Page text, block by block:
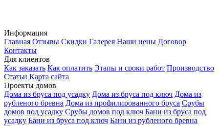
Информация
Главная Отзывы Скидки Галерея Наши цены Договор
Контакты
Для клиентов
Как заказать Как оплатить Этапы и сроки работ Производство
Статьи Карта сайта
Проекты домов
Дома из бруса под усадку Дома из бруса под ключ Дома из
рубленого бревна Дома из профилированного бруса Срубы
домов под усадку Срубы домов под ключ Бани из бруса под
усадку Бани из бруса под ключ Бани из рубленого бревна